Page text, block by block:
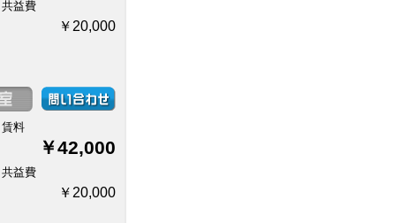
共益費
￥20,000
賃料
￥42,000
共益費
￥20,000